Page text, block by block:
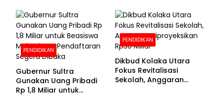
PENDIDIKAN
Gubernur Sultra
Gunakan Uang Pribadi
Rp 1,8 Miliar untuk
PENDIDIKAN
Dikbud Kolaka Utara
Fokus Revitalisasi
Sekolah, Anggaran